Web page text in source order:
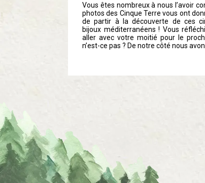
Vous êtes nombreux à nous l’avoir
photos des Cinque Terre vous ont
de partir à la découverte de ces
bijoux méditerranéens ! Vous
aller avec votre moitié pour le
n’est-ce pas ? De notre côté nous